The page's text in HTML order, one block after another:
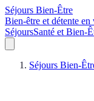
Séjours Bien-Être
Bien-être et détente en
SéjoursSanté et Bien-
Séjours Bien-